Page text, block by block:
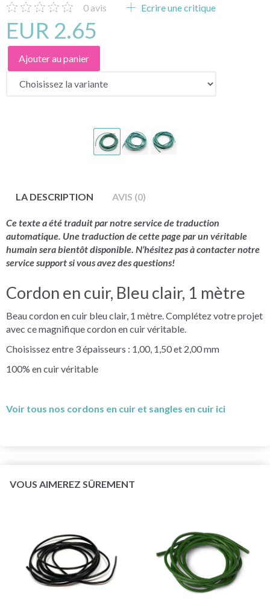
0 avis Ecrire une critique
EUR 2.65
Ajouter au panier
LA DESCRIPTION AVIS (0)
Ce texte a été traduit par notre service de traduction
automatique. Une traduction de cette page par un véritable
humain sera bientôt disponible. N’hésitez pas à contacter notre
service support si vous avez des questions!
Cordon en cuir, Bleu clair, 1 mètre
Beau cordon en cuir bleu clair, 1 mètre. Complétez votre projet
avec ce magnifique cordon en cuir véritable.
Choisissez entre 3 épaisseurs : 1,00, 1,50 et 2,00 mm
100% en cuir véritable
Voir tous nos cordons en cuir et sangles en cuir ici
VOUS AIMEREZ SÛREMENT